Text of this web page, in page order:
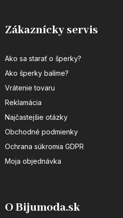
Zákaznícky servis
Ako sa starať o šperky?
Ako šperky balíme?
Vrátenie tovaru
Reklamácia
Najčastejšie otázky
Obchodné podmienky
Ochrana súkromia GDPR
Moja objednávka
O Bijumoda.sk